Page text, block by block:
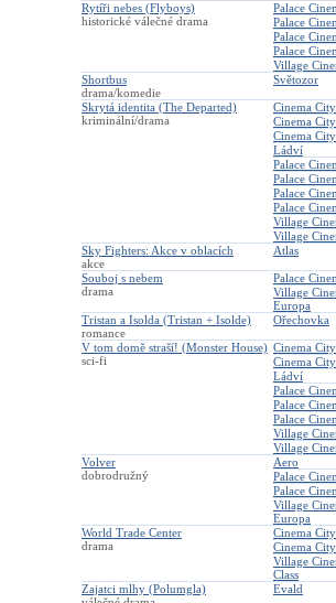
Rytíři nebes (Flyboys)
historické válečné drama
Palace
Palace
Palace
Palace
Village
Shortbus
drama/komedie
Světozor
Skrytá identita (The Departed)
kriminální/drama
Cinema
Cinema
Cinema
Ládví
Palace
Palace
Palace
Palace
Village
Village
Sky Fighters: Akce v oblacích
akce
Atlas
Souboj s nebem
drama
Palace
Village
Europa
Tristan a Isolda (Tristan + Isolde)
romance
Ořechovka
V tom domě straší! (Monster House)
sci-fi
Cinema
Cinema
Ládví
Palace
Palace
Palace
Village
Village
Volver
dobrodružný
Aero
Palace
Palace
Village
Europa
World Trade Center
drama
Cinema
Cinema
Village
Class
Zajatci mlhy (Polumgla)
Evald